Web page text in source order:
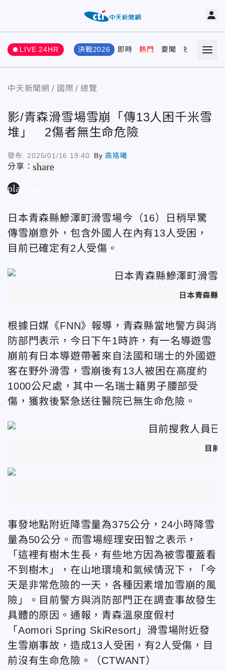
LIVE 24HR 決戰2026 即時 熱門 要聞 社會 娛樂
中天新聞網 國際 總覽
影/青森滑雪場雪崩「傳13人困千米雪
堆」 2傷者無生命危險
發布: 2025/01/16 19:40 By高珞曦
分享：share
play_arrow
日本青森縣鰺澤町滑雪場今（16）日稍早驚
傳雪崩意外，包含外國人在內有13人受困，
目前已確定有2人受傷。
日本青森縣
根據日媒《FNN》報導，青森縣當地警方與消
防部門表示，今日下午1時許，有一名導遊雪
崩前有日本導遊帶著來自法國和瑞士的外國遊
客在野外滑雪，雪崩後有13人被困在高度約
1000公尺處，其中一名瑞士籍男子腰部受
傷，獲救後緊急送往醫院已無生命危險。
目前
事發地點附近降雪量為375公分，24小時降雪
量為50公分。而雪場經理安田智之表示，
「這裡有樹木生長，有些地方因為被雪覆蓋看
不到樹木」，在山地環境和氣候情況下，「今
天是非常危險的一天，各種因素增加雪崩的風
險」。目前警方與消防部門正在調查事故發生
具體的原因。通報，青森溫泉度假村
「Aomori Spring SkiResort」滑雪場附近發
生雪崩事故，造成13人受困，有2人受傷，目
前沒有生命危險。
（CTWANT）